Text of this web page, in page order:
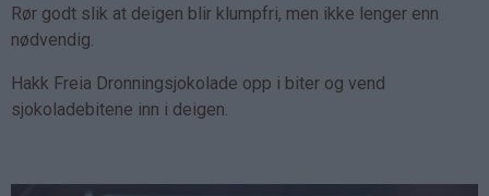
Rør godt slik at deigen blir klumpfri, men ikke lenger enn
nødvendig.
Hakk Freia Dronningsjokolade opp i biter og vend
sjokoladebitene inn i deigen.